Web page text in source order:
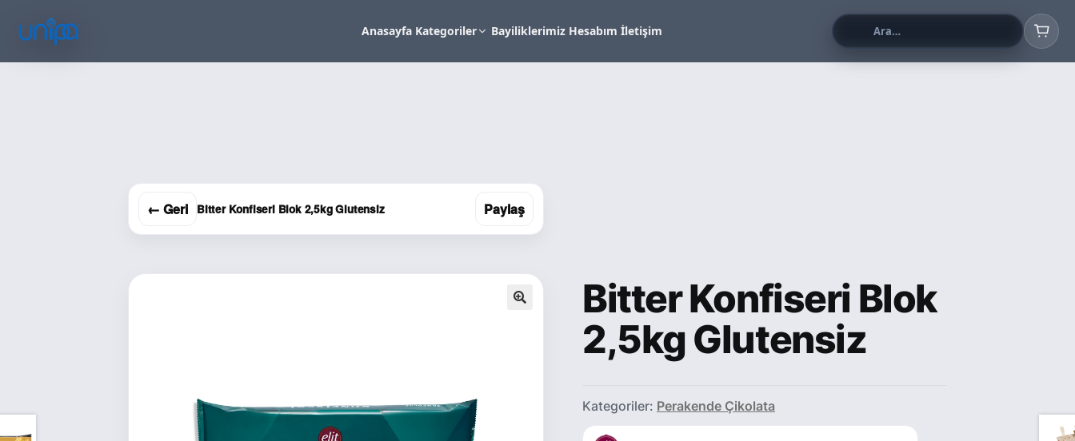
Anasayfa Kategoriler Bayiliklerimiz Hesabım İletişim
← Geri Bitter Konfiseri Blok 2,5kg Glutensiz Paylaş
Bitter Konfiseri Blok
2,5kg Glutensiz
Kategoriler: Perakende Çikolata